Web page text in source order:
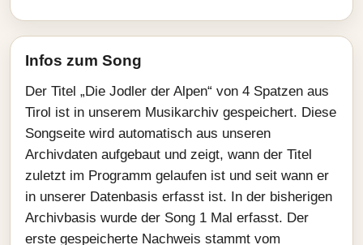
Infos zum Song
Der Titel „Die Jodler der Alpen“ von 4 Spatzen aus
Tirol ist in unserem Musikarchiv gespeichert. Diese
Songseite wird automatisch aus unseren
Archivdaten aufgebaut und zeigt, wann der Titel
zuletzt im Programm gelaufen ist und seit wann er
in unserer Datenbasis erfasst ist. In der bisherigen
Archivbasis wurde der Song 1 Mal erfasst. Der
erste gespeicherte Nachweis stammt vom